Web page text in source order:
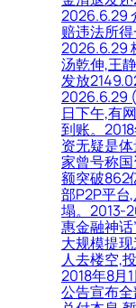
2026.6.29
赔违法所
2026.6.29
汤乾伸,王
发放
2026.6.29
日下午,有
到账。
资无疑是
家曾号称
额突破862
部P2P平台
塌。2013-
惠金融神话
大规模提
人去楼空,
2018年8月
公告宣布